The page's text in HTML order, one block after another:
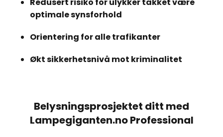
optimale synsforhold
Orientering for alle trafikanter
Økt sikkerhetsnivå mot kriminalitet
Belysningsprosjektet ditt med
Lampegiganten.no Professional